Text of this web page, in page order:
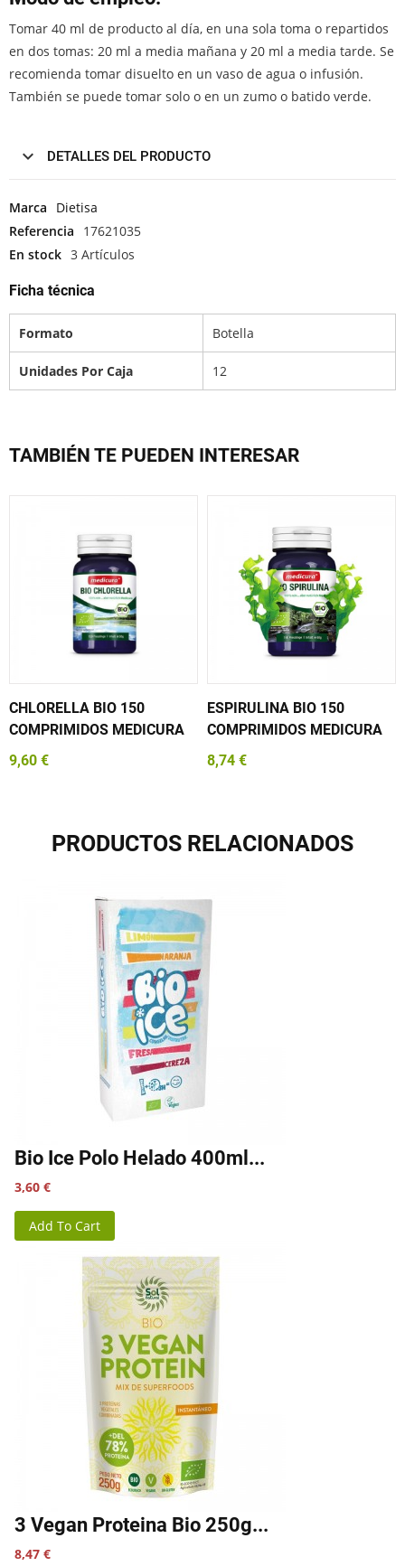
Tomar 40 ml de producto al día, en una sola toma o repartidos
en dos tomas: 20 ml a media mañana y 20 ml a media tarde. Se
recomienda tomar disuelto en un vaso de agua o infusión.
También se puede tomar solo o en un zumo o batido verde.
DETALLES DEL PRODUCTO
Marca
Dietisa
Referencia
17621035
En stock 3 Artículos
Ficha técnica
Formato Botella
Unidades Por Caja 12
TAMBIÉN TE PUEDEN INTERESAR
CHLORELLA BIO 150
COMPRIMIDOS MEDICURA
9,60 €
ESPIRULINA BIO 150
COMPRIMIDOS MEDICURA
8,74 €
PRODUCTOS RELACIONADOS
Bio Ice Polo Helado 400ml...
Precio
3,60 €
Add To Cart
3 Vegan Proteina Bio 250g...
Precio
8,47 €